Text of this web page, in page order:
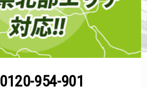
0120-954-901